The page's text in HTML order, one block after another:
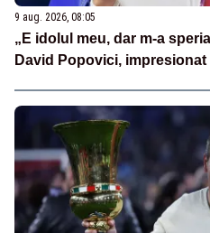
9 aug. 2026, 08:05
„E idolul meu, dar m-a
David Popovici, impresionat